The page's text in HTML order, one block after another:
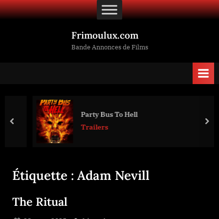
Skip
to
Frimoulux.com
Bande Annonces de Films
Party Bus To Hell
Trailers
prev
Étiquette : Adam Nevill
The Ritual